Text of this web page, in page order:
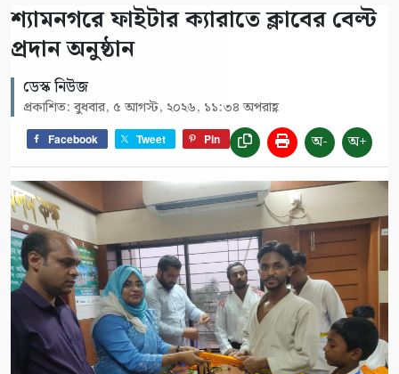
শ্যামনগরে ফাইটার ক্যারাতে ক্লাবের বেল্ট
প্রদান অনুষ্ঠান
ডেস্ক নিউজ
প্রকাশিত: বুধবার, ৫ আগস্ট, ২০২৬, ১১:৩৪ অপরাহ্ণ
Facebook Tweet Pin অ- অ+